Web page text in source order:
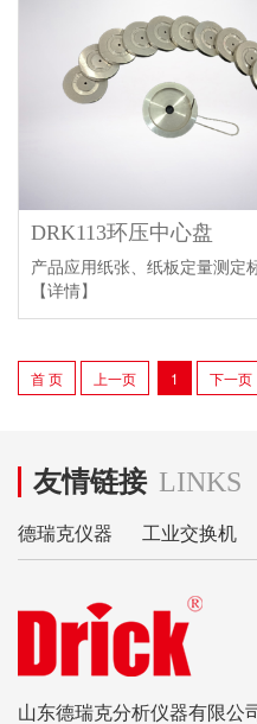
DRK113环压中心盘
产品应用纸张、纸板定量测定
【详情】
首 页 上一页 1 下一页
友情链接 LINKS
德瑞克仪器 工业交换机
山东德瑞克分析仪器有限公